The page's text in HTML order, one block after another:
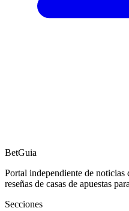
BetGuia
Portal independiente de noticias
reseñas de casas de apuestas
Secciones